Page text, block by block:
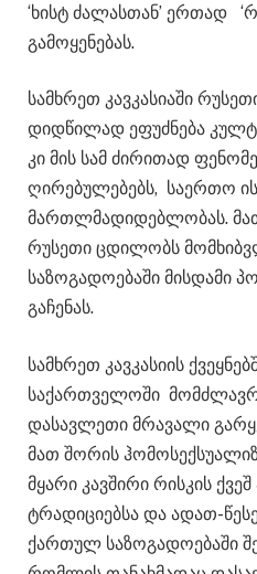
‘ხისტ ძალასთან’ ერთად
გამოყენებას.
სამხრეთ კავკასიაში
დიდწილად ეფუძნება
კი მის სამ ძირითად
ღირებულებებს, საერთო
მართლმადიდებლობას.
რუსეთი ცდილობს
საზოგადოებაში მისდამი
გაჩენას.
სამხრეთ კავკასიის
საქართველოში
დასავლეთი მრავალი
მათ შორის
მყარი კავშირი რისკის
ტრადიციებსა და ადათ-
ქართულ საზოგადოებაში